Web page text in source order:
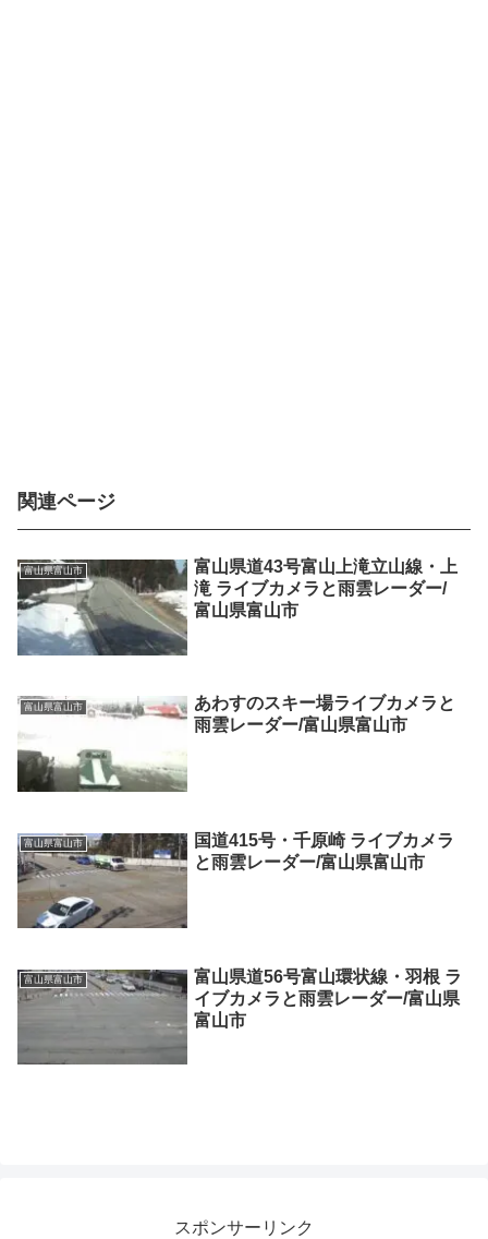
関連ページ
富山県富山市
富山県道43号富山上滝立山線・上
滝 ライブカメラと雨雲レーダー/
富山県富山市
富山県富山市
あわすのスキー場ライブカメラと
雨雲レーダー/富山県富山市
富山県富山市
国道415号・千原崎 ライブカメラ
と雨雲レーダー/富山県富山市
富山県富山市
富山県道56号富山環状線・羽根 ラ
イブカメラと雨雲レーダー/富山県
富山市
スポンサーリンク